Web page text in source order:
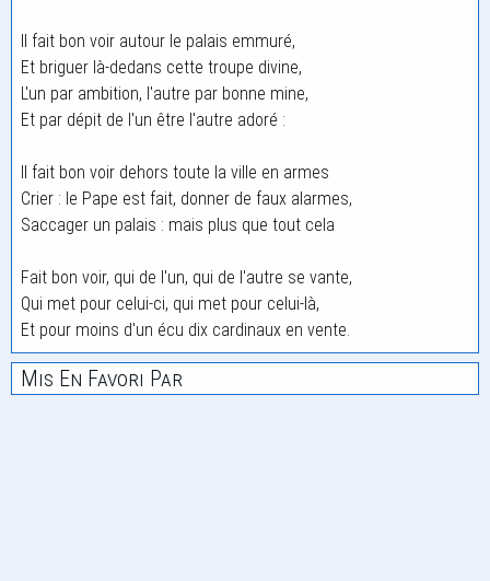
Il fait bon voir autour le palais emmuré,
Et briguer là-dedans cette troupe divine,
L'un par ambition, l'autre par bonne mine,
Et par dépit de l'un être l'autre adoré :
Il fait bon voir dehors toute la ville en armes
Crier : le Pape est fait, donner de faux alarmes,
Saccager un palais : mais plus que tout cela
Fait bon voir, qui de l'un, qui de l'autre se vante,
Qui met pour celui-ci, qui met pour celui-là,
Et pour moins d'un écu dix cardinaux en vente.
Mis En Favori Par